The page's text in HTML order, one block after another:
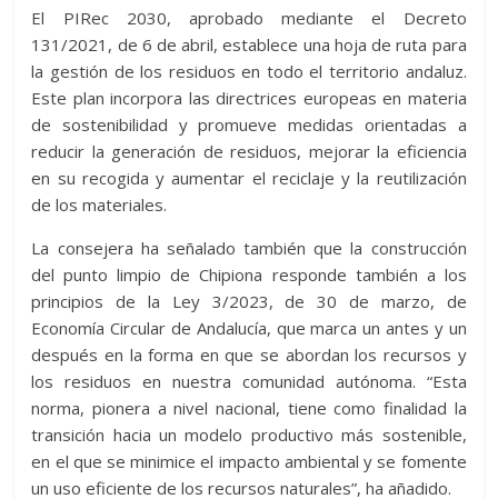
El PIRec 2030, aprobado mediante el Decreto
131/2021, de 6 de abril, establece una hoja de ruta para
la gestión de los residuos en todo el territorio andaluz.
Este plan incorpora las directrices europeas en materia
de sostenibilidad y promueve medidas orientadas a
reducir la generación de residuos, mejorar la eficiencia
en su recogida y aumentar el reciclaje y la reutilización
de los materiales.
La consejera ha señalado también que la construcción
del punto limpio de Chipiona responde también a los
principios de la Ley 3/2023, de 30 de marzo, de
Economía Circular de Andalucía, que marca un antes y un
después en la forma en que se abordan los recursos y
los residuos en nuestra comunidad autónoma. “Esta
norma, pionera a nivel nacional, tiene como finalidad la
transición hacia un modelo productivo más sostenible,
en el que se minimice el impacto ambiental y se fomente
un uso eficiente de los recursos naturales”, ha añadido.